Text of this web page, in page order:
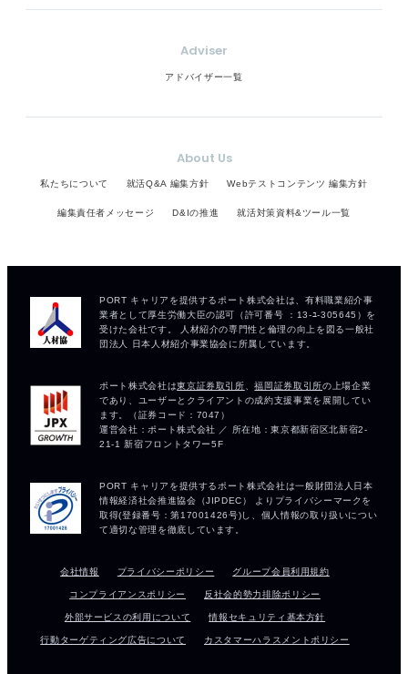
Adviser
アドバイザー一覧
About Us
私たちについて 就活Q&A 編集方針 Webテストコンテンツ 編集方針
編集責任者メッセージ D&Iの推進 就活対策資料&ツール一覧
会社情報 プライバシーポリシー グループ会員利用規約
コンプライアンスポリシー 反社会的勢力排除ポリシー
外部サービスの利用について 情報セキュリティ基本方針
行動ターゲティング広告について カスタマーハラスメントポリシー